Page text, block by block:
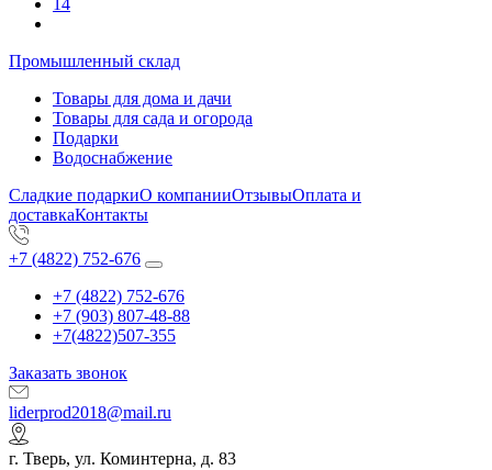
14
Промышленный склад
Товары для дома и дачи
Товары для сада и огорода
Подарки
Водоснабжение
Сладкие подаркиО компанииОтзывыОплата и
доставкаКонтакты
+7 (4822) 752-676
+7 (4822) 752-676
+7 (903) 807-48-88
+7(4822)507-355
Заказать звонок
liderprod2018@mail.ru
г. Тверь, ул. Коминтерна, д. 83